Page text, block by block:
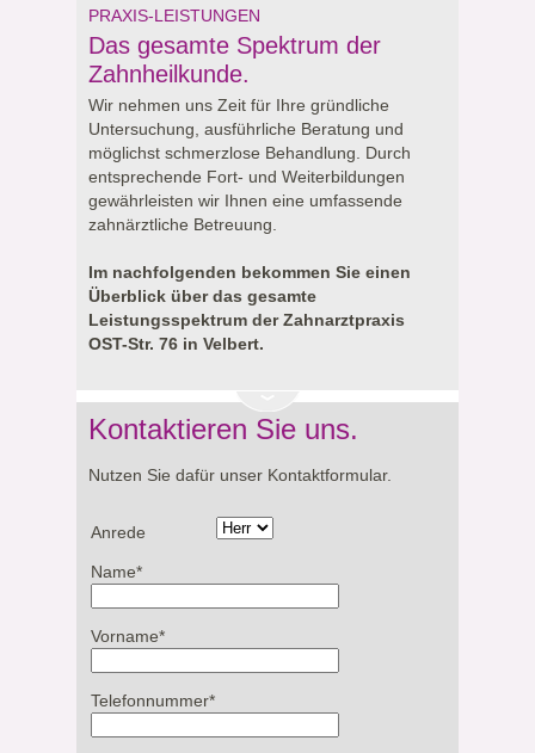
PRAXIS-LEISTUNGEN
Das gesamte Spektrum der
Zahnheilkunde.
Wir nehmen uns Zeit für Ihre gründliche
Untersuchung, ausführliche Beratung und
möglichst schmerzlose Behandlung. Durch
entsprechende Fort- und Weiterbildungen
gewährleisten wir Ihnen eine umfassende
zahnärztliche Betreuung.
Im nachfolgenden bekommen Sie einen
Überblick über das gesamte
Leistungsspektrum der Zahnarztpraxis
OST-Str. 76 in Velbert.
Kontaktieren Sie uns.
Nutzen Sie dafür unser Kontaktformular.
Anrede
Name*
Vorname*
Telefonnummer*